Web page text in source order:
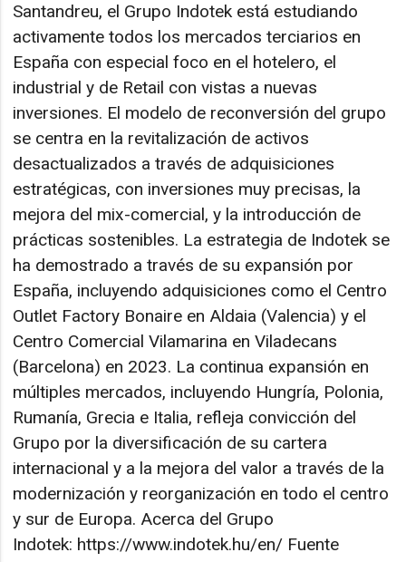
Santandreu, el Grupo Indotek está estudiando
activamente todos los mercados terciarios en
España con especial foco en el hotelero, el
industrial y de Retail con vistas a nuevas
inversiones. El modelo de reconversión del grupo
se centra en la revitalización de activos
desactualizados a través de adquisiciones
estratégicas, con inversiones muy precisas, la
mejora del mix-comercial, y la introducción de
prácticas sostenibles. La estrategia de Indotek se
ha demostrado a través de su expansión por
España, incluyendo adquisiciones como el Centro
Outlet Factory Bonaire en Aldaia (Valencia) y el
Centro Comercial Vilamarina en Viladecans
(Barcelona) en 2023. La continua expansión en
múltiples mercados, incluyendo Hungría, Polonia,
Rumanía, Grecia e Italia, refleja convicción del
Grupo por la diversificación de su cartera
internacional y a la mejora del valor a través de la
modernización y reorganización en todo el centro
y sur de Europa. Acerca del Grupo
Indotek: https://www.indotek.hu/en/ Fuente